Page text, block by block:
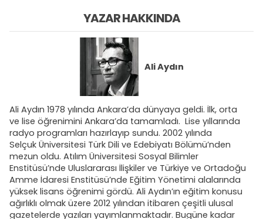
YAZAR HAKKINDA
Ali Aydın
Ali Aydın 1978 yılında Ankara’da dünyaya geldi. İlk, orta
ve lise öğrenimini Ankara’da tamamladı. Lise yıllarında
radyo programları hazırlayıp sundu. 2002 yılında
Selçuk Üniversitesi Türk Dili ve Edebiyatı Bölümü’nden
mezun oldu. Atılım Üniversitesi Sosyal Bilimler
Enstitüsü’nde Uluslararası İlişkiler ve Türkiye ve Ortadoğu
Amme İdaresi Enstitüsü’nde Eğitim Yönetimi alalarında
yüksek lisans öğrenimi gördü. Ali Aydın’ın eğitim konusu
ağırlıklı olmak üzere 2012 yılından itibaren çeşitli ulusal
gazetelerde yazıları yayımlanmaktadır. Bugüne kadar